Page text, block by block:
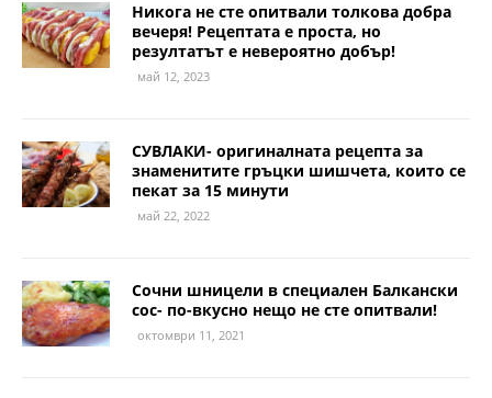
Никога не сте опитвали толкова добра
вечеря! Рецептата е проста, но
резултатът е невероятно добър!
май 12, 2023
СУВЛАКИ- оригиналната рецепта за
знаменитите гръцки шишчета, които се
пекат за 15 минути
май 22, 2022
Сочни шницели в специален Балкански
сос- по-вкусно нещо не сте опитвали!
октомври 11, 2021